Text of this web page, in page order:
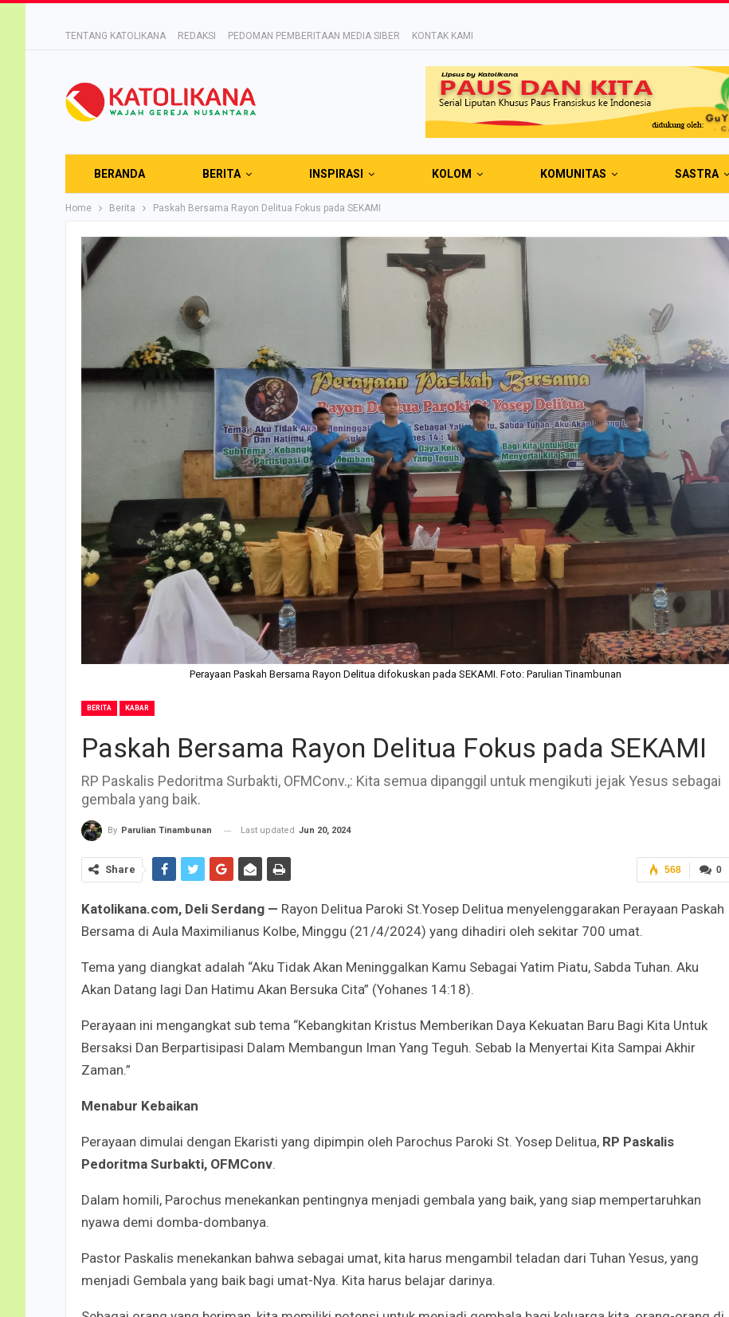
TENTANG KATOLIKANA
REDAKSI PEDOMAN PEMBERITAAN MEDIA SIBER KONTAK KAMI
BERANDA BERITA INSPIRASI KOLOM KOMUNITAS SASTRA
Home Berita Paskah Bersama Rayon Delitua Fokus pada SEKAMI
Perayaan Paskah Bersama Rayon Delitua difokuskan pada SEKAMI. Foto: Parulian Tinambunan
BERITA KABAR
Paskah Bersama Rayon Delitua Fokus pada SEKAMI
RP Paskalis Pedoritma Surbakti, OFMConv.,: Kita semua dipanggil untuk mengikuti jejak Yesus sebagai
gembala yang baik.
By Parulian Tinambunan Last updated Jun 20, 2024
0
568
Share
Katolikana.com, Deli Serdang — Rayon Delitua Paroki St.Yosep Delitua menyelenggarakan Perayaan Paskah
Bersama di Aula Maximilianus Kolbe, Minggu (21/4/2024) yang dihadiri oleh sekitar 700 umat.
Tema yang diangkat adalah “Aku Tidak Akan Meninggalkan Kamu Sebagai Yatim Piatu, Sabda Tuhan. Aku
Akan Datang lagi Dan Hatimu Akan Bersuka Cita” (Yohanes 14:18).
Perayaan ini mengangkat sub tema “Kebangkitan Kristus Memberikan Daya Kekuatan Baru Bagi Kita Untuk
Bersaksi Dan Berpartisipasi Dalam Membangun Iman Yang Teguh. Sebab Ia Menyertai Kita Sampai Akhir
Zaman.”
Menabur Kebaikan
Perayaan dimulai dengan Ekaristi yang dipimpin oleh Parochus Paroki St. Yosep Delitua, RP Paskalis
Pedoritma Surbakti, OFMConv.
Dalam homili, Parochus menekankan pentingnya menjadi gembala yang baik, yang siap mempertaruhkan
nyawa demi domba-dombanya.
Pastor Paskalis menekankan bahwa sebagai umat, kita harus mengambil teladan dari Tuhan Yesus, yang
menjadi Gembala yang baik bagi umat-Nya. Kita harus belajar darinya.
Hidup Kita
10 Sosok Perempuan